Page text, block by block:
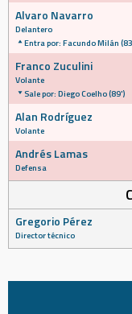
Alvaro Navarro
Delantero
Entra por: Facundo Milán
Franco Zuculini
Volante
Sale por: Diego Coelho (89')
Alan Rodríguez
Volante
Andrés Lamas
Defensa
Gregorio Pérez
Director técnico